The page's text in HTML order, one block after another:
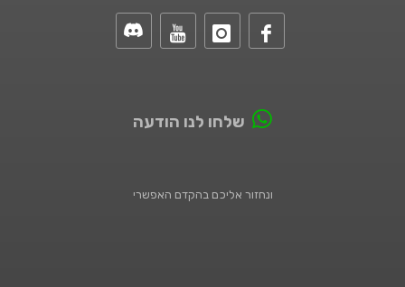
שלחו לנו הודעה
ונחזור אליכם בהקדם האפשרי